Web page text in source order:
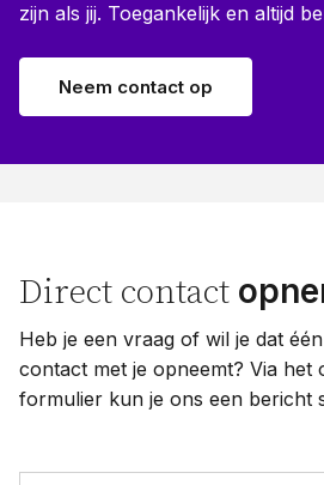
zijn als jij. Toegankelijk en altijd
Neem contact op
Direct contact
Heb je een vraag of wil je dat
contact met je opneemt? Via het
formulier kun je ons een bericht